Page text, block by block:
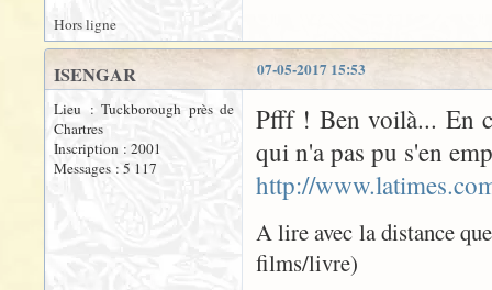
Hors ligne
07-05-2017 15:53
ISENGAR
Lieu : Tuckborough près de
Chartres
Inscription : 2001
Messages : 5 117
Pfff ! Ben voilà... En
qui n'a pas pu s'en
http://
A lire avec la distance
films/livre)